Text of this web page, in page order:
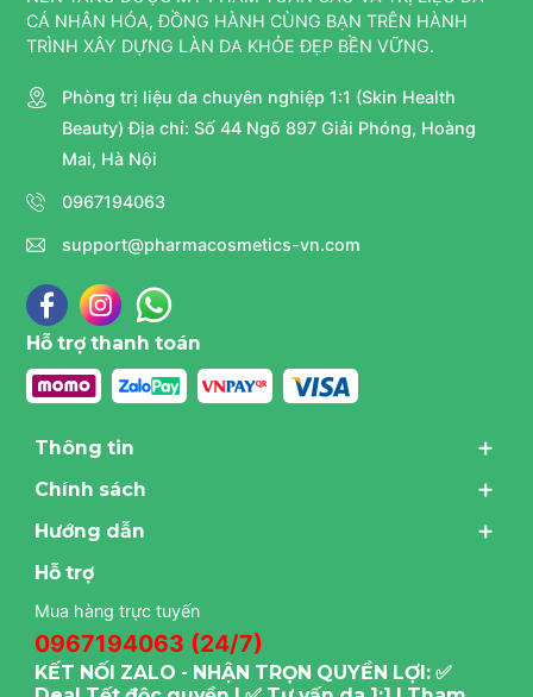
CHỈ ĐỊNH SỬ DỤNG SERUM CELL SHOCK PEACE
ACID
sau viêm, Da bị căng thẳng do yếu tố ô nhiễm đời sống
- Cách sử dụng:
Peace Booster dùng vào mỗi buổi sáng & tối, chỉ
cần 2-3 giọt là đã có thể phát huy hiệu quả thấy rõ.
da dạng nước, dạng kem khác.
CÁ NHÂN HÓA, ĐỒNG HÀNH CÙNG BẠN TRÊN HÀNH
TRÌNH XÂY DỰNG LÀN DA KHỎE ĐẸP BỀN VỮNG.
Phòng trị liệu da chuyên nghiệp 1:1 (Skin Health
Beauty) Địa chỉ: Số 44 Ngõ 897 Giải Phóng, Hoàng
Mai, Hà Nội
0967194063
support@pharmacosmetics-vn.com
Hỗ trợ thanh toán
Thông tin
Chính sách
Hướng dẫn
Hỗ trợ
Mua hàng trực tuyến
0967194063 (24/7)
KẾT NỐI ZALO - NHẬN TRỌN QUYỀN LỢI: ✅